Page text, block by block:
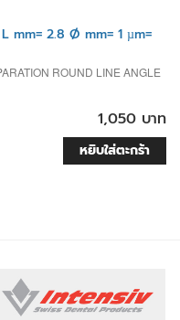
mm= 2.8 Ø mm= 1 µm=
ROUND LINE ANGLE
1,050 บาท
หยิบใส่ตะกร้า